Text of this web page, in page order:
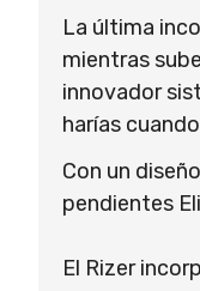
La última
mientras
innovador
harías
Con un
pendientes
El Rizer